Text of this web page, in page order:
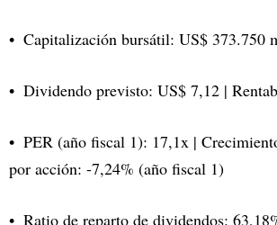
Capitalización bursátil: US$ 373.750
Dividendo previsto: US$ 7,12 |
PER (año fiscal 1): 17,1x |
por acción: -7,24% (año fiscal 1)
Ratio de reparto de dividendos: